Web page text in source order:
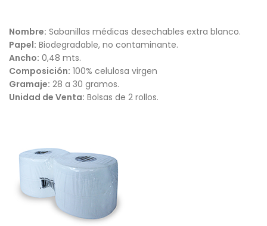
Nombre: Sabanillas médicas desechables extra blanco.
Papel: Biodegradable, no contaminante.
Ancho: 0,48 mts.
Composición: 100% celulosa virgen
Gramaje: 28 a 30 gramos.
Unidad de Venta: Bolsas de 2 rollos.